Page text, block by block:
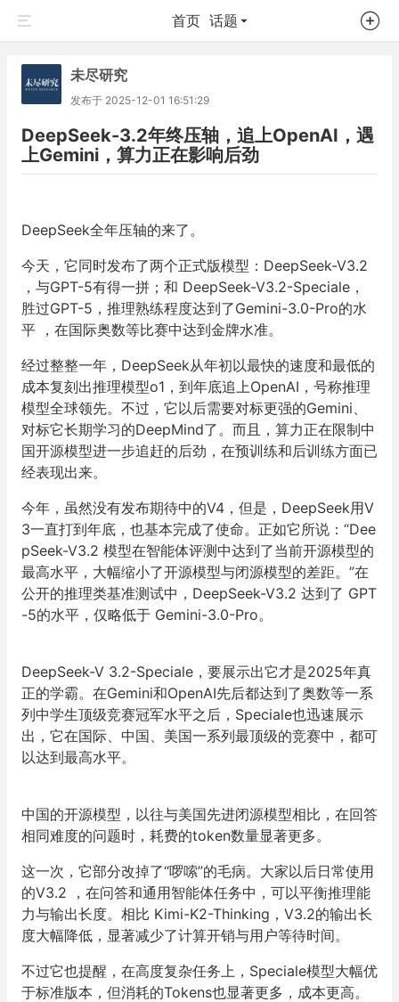
首页 话题
未尽研究
发布于 2025-12-01 16:51:29
DeepSeek-3.2年终压轴，追上OpenAI，遇
上Gemini，算力正在影响后劲
DeepSeek全年压轴的来了。
今天，它同时发布了两个正式版模型：DeepSeek-V3.2
，与GPT-5有得一拼；和 DeepSeek-V3.2-Speciale，
胜过GPT-5，推理熟练程度达到了Gemini-3.0-Pro的水
平 ，在国际奥数等比赛中达到金牌水准。
经过整整一年，DeepSeek从年初以最快的速度和最低的
成本复刻出推理模型o1，到年底追上OpenAI，号称推理
模型全球领先。不过，它以后需要对标更强的Gemini、
对标它长期学习的DeepMind了。而且， 算力正在限制中
国开源模型进一步追赶的后劲，在预训练和后训练方面已
经表现出来。
今年，虽然没有发布期待中的V4，但是，DeepSeek用V
3一直打到年底，也基本完成了使命。正如它所说：“Dee
pSeek-V3.2 模型在智能体评测中达到了当前开源模型的
最高水平，大幅缩小了开源模型与闭源模型的差距。”在
公开的推理类基准测试中，DeepSeek-V3.2 达到了 GPT
-5的水平，仅略低于 Gemini-3.0-Pro。
DeepSeek-V 3.2-Speciale，要展示出它才是2025年真
正的学霸。在Gemini和OpenAI先后都达到了奥数等一系
列中学生顶级竞赛冠军水平之后，Speciale也迅速展示
出，它在国际、中国、美国一系列最顶级的竞赛中，都可
以达到最高水平。
中国的开源模型，以往与美国先进闭源模型相比，在回答
相同难度的问题时，耗费的token数量显著更多。
这一次，它部分改掉了“啰嗦”的毛病。大家以后日常使用
的V3.2 ，在问答和通用智能体任务中，可以平衡推理能
力与输出长度。相比 Kimi-K2-Thinking，V3.2的输出长
度大幅降低，显著减少了计算开销与用户等待时间。
不过它也提醒，在高度复杂任务上，Speciale模型大幅优
于标准版本，但消耗的Tokens也显著更多，成本更高。